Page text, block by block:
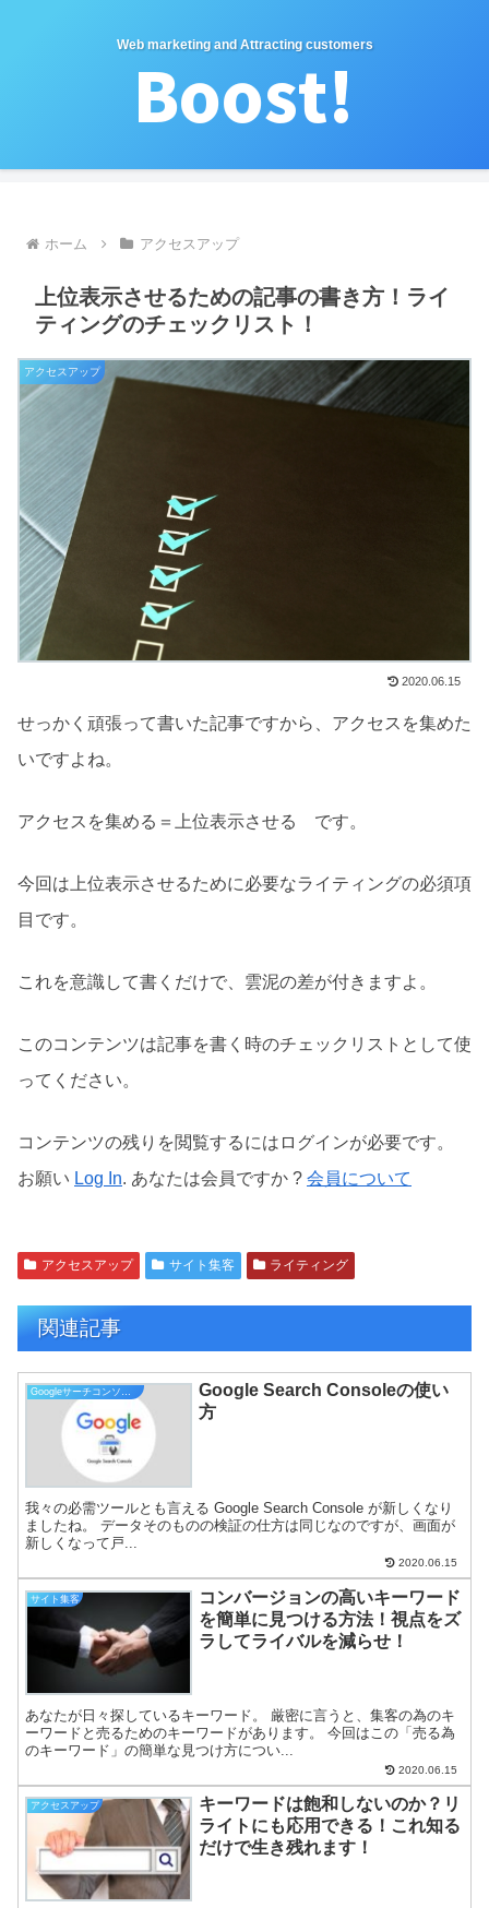
Web marketing and Attracting customers
ホーム アクセスアップ
上位表示させるための記事の書き方！ライ
ティングのチェックリスト！
アクセスアップ
2020.06.15
せっかく頑張って書いた記事ですから、アクセスを集めた
いですよね。
アクセスを集める＝上位表示させる です。
今回は上位表示させるために必要なライティングの必須項
目です。
これを意識して書くだけで、雲泥の差が付きますよ。
このコンテンツは記事を書く時のチェックリストとして使
ってください。
コンテンツの残りを閲覧するにはログインが必要です。
お願い Log In. あなたは会員ですか ? 会員について
アクセスアップ サイト集客 ライティング
関連記事
Google Search Consoleの使い
方
我々の必需ツールとも言える Google Search Console が新しくなり
ましたね。 データそのものの検証の仕方は同じなのですが、画面が
新しくなって戸...
2020.06.15
サイト集客
コンバージョンの高いキーワード
を簡単に見つける方法！視点をズ
ラしてライバルを減らせ！
あなたが日々探しているキーワード。 厳密に言うと、集客の為のキ
ーワードと売るためのキーワードがあります。 今回はこの「売る為
のキーワード」の簡単な見つけ方につい...
2020.06.15
アクセスアップ
キーワードは飽和しないのか？リ
ライトにも応用できる！これ知る
だけで生き残れます！